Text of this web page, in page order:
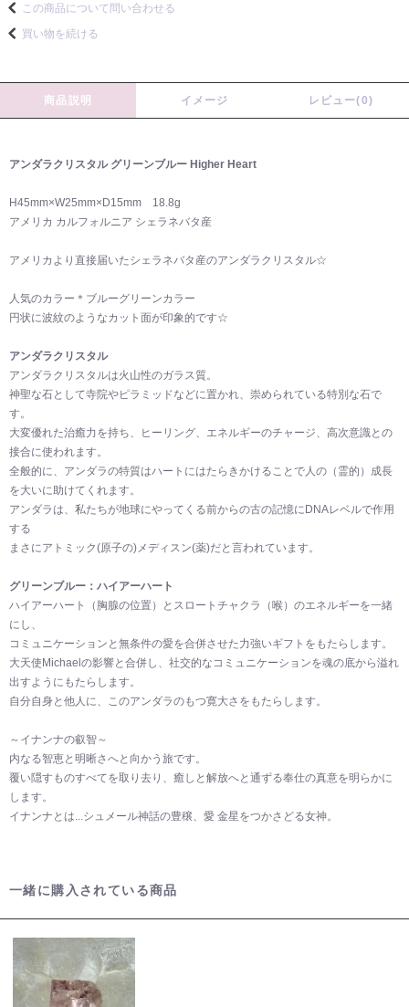
この商品について問い合わせる
買い物を続ける
商品説明 イメージ レビュー(0)
アンダラクリスタル グリーンブルー Higher Heart
H45mm×W25mm×D15mm 18.8g
アメリカ カルフォルニア シェラネバタ産
アメリカより直接届いたシェラネバタ産のアンダラクリスタル☆
人気のカラー＊ブルーグリーンカラー
円状に波紋のようなカット面が印象的です☆
アンダラクリスタル
アンダラクリスタルは火山性のガラス質。
神聖な石として寺院やピラミッドなどに置かれ、崇められている特別な石で
す。
大変優れた治癒力を持ち、ヒーリング、エネルギーのチャージ、高次意識との
接合に使われます。
全般的に、アンダラの特質はハートにはたらきかけることで人の（霊的）成長
を大いに助けてくれます。
アンダラは、私たちが地球にやってくる前からの古の記憶にDNAレベルで作用
する
まさにアトミック(原子の)メディスン(薬)だと言われています。
グリーンブルー：ハイアーハート
ハイアーハート（胸腺の位置）とスロートチャクラ（喉）のエネルギーを一緒
にし、
コミュニケーションと無条件の愛を合併させた力強いギフトをもたらします。
大天使Michaelの影響と合併し、社交的なコミュニケーションを魂の底から溢れ
出すようにもたらします。
自分自身と他人に、このアンダラのもつ寛大さをもたらします。
～イナンナの叡智～
内なる智恵と明晰さへと向かう旅です。
覆い隠すものすべてを取り去り、癒しと解放へと通ずる奉仕の真意を明らかに
します。
イナンナとは...シュメール神話の豊穣、愛 金星をつかさどる女神。
一緒に購入されている商品